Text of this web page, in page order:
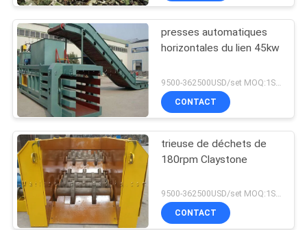
presses automatiques
horizontales du lien 45kw
CONTACT
trieuse de déchets de
180rpm Claystone
9500-362500USD/set MOQ:1SET
CONTACT